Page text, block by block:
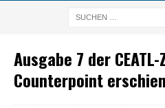
Ausgabe 7 der
Counterpoint